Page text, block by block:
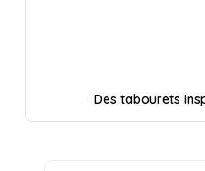
Des tabourets